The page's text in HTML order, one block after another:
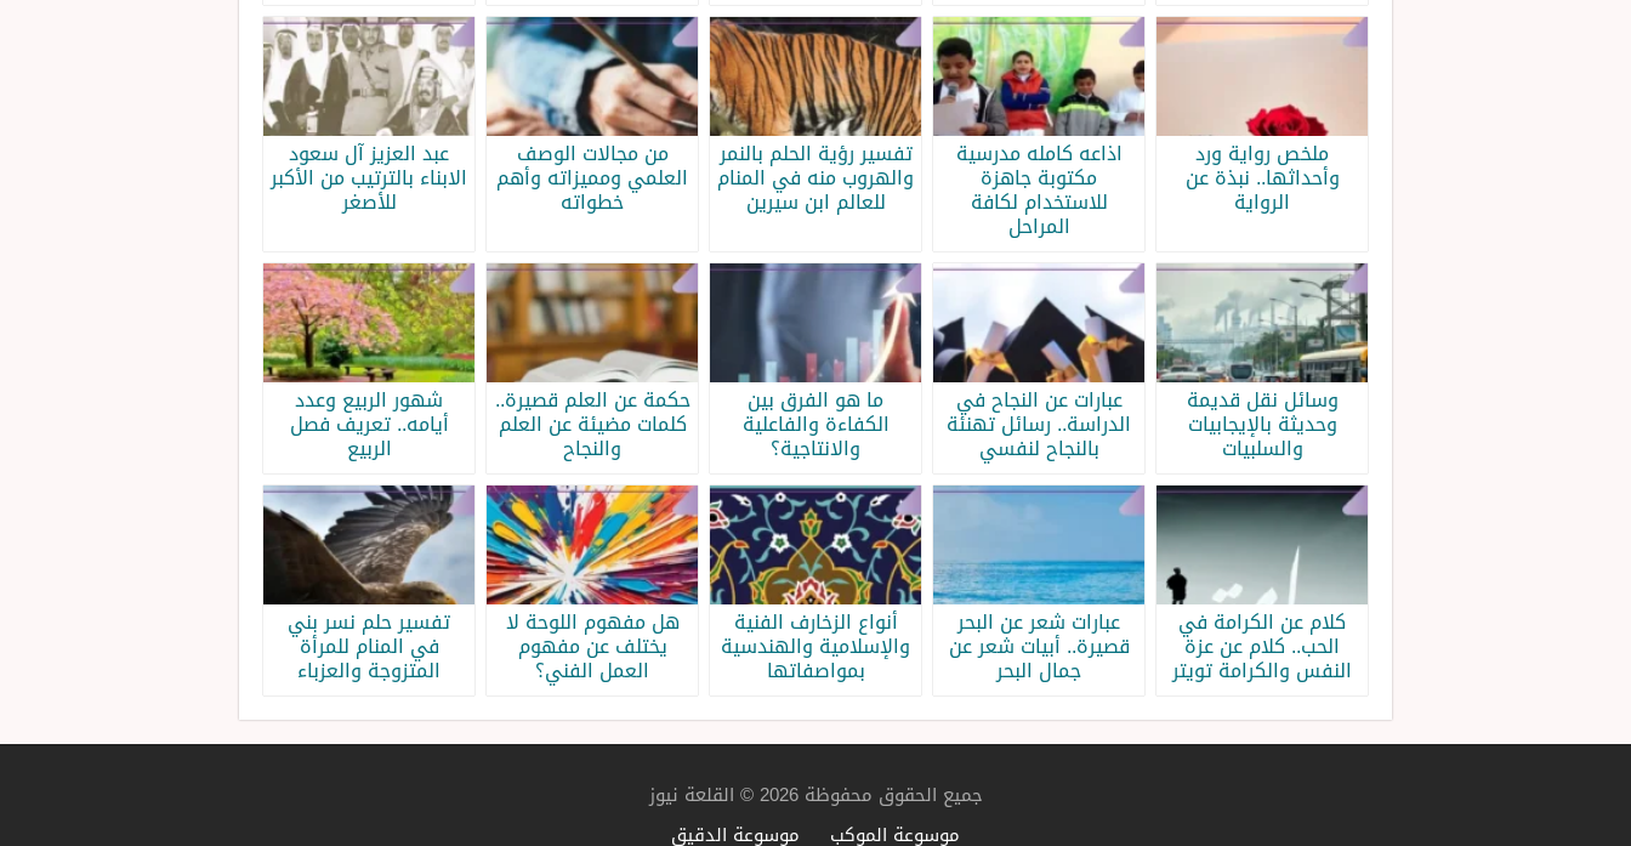
ملخص رواية ورد
وأحداثها.. نبذة عن
الرواية
اذاعه كامله مدرسية
مكتوبة جاهزة
للاستخدام لكافة
المراحل
تفسير رؤية الحلم بالنمر
والهروب منه في المنام
للعالم ابن سيرين
من مجالات الوصف
العلمي ومميزاته وأهم
خطواته
عبد العزيز آل سعود
الابناء بالترتيب من الأكبر
للأصغر
وسائل نقل قديمة
وحديثة بالإيجابيات
والسلبيات
عبارات عن النجاح في
الدراسة.. رسائل تهنئة
بالنجاح لنفسي
ما هو الفرق بين
الكفاءة والفاعلية
والانتاجية؟
حكمة عن العلم قصيرة..
كلمات مضيئة عن العلم
والنجاح
شهور الربيع وعدد
أيامه.. تعريف فصل
الربيع
كلام عن الكرامة في
الحب.. كلام عن عزة
النفس والكرامة تويتر
عبارات شعر عن البحر
قصيرة.. أبيات شعر عن
جمال البحر
أنواع الزخارف الفنية
والإسلامية والهندسية
بمواصفاتها
هل مفهوم اللوحة لا
يختلف عن مفهوم
العمل الفني؟
تفسير حلم نسر بني
في المنام للمرأة
المتزوجة والعزباء
جميع الحقوق محفوظة 2026 © القلعة نيوز
موسوعة الموكب
موسوعة الدقيق